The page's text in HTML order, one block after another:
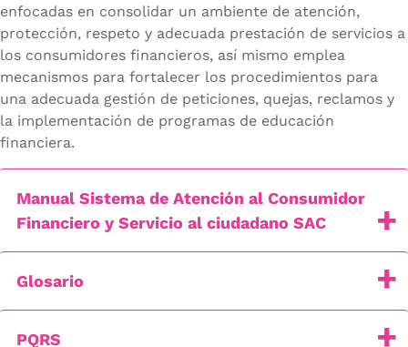
enfocadas en consolidar un ambiente de atención,
protección, respeto y adecuada prestación de servicios a
los consumidores financieros, así mismo emplea
mecanismos para fortalecer los procedimientos para
una adecuada gestión de peticiones, quejas, reclamos y
la implementación de programas de educación
financiera.
Manual Sistema de Atención al Consumidor
Financiero y Servicio al ciudadano SAC
Glosario
PQRS